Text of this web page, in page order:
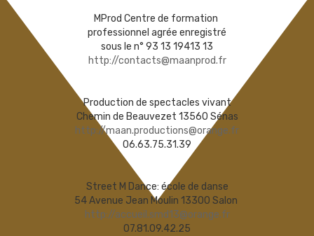
MProd Centre de formation
professionnel agrée enregistré
sous le n° 93 13 19413 13
http://contacts@maanprod.fr
Production de spectacles vivant
Chemin de Beauvezet 13560 Sénas
http://maan.productions@orange.fr
06.63.75.31.39
Street M Dance: école de danse
54 Avenue Jean Moulin 13300 Salon
http://accueil.smd13@orange.fr
07.81.09.42.25